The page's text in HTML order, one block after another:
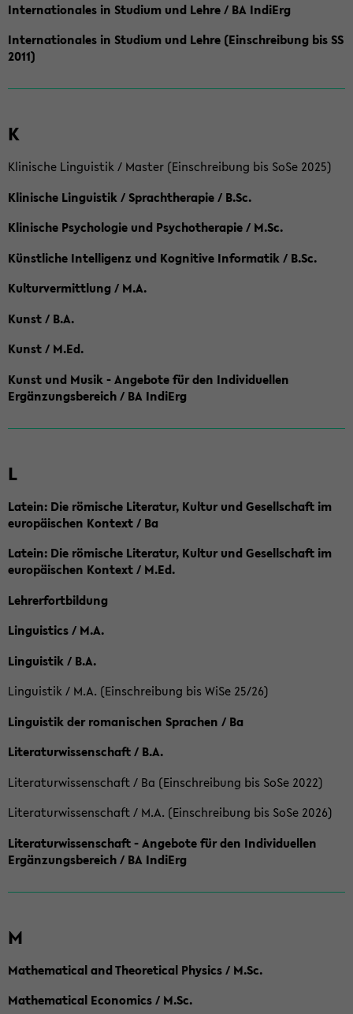
Internationales in Studium und Lehre / BA IndiErg
Internationales in Studium und Lehre (Einschreibung bis SS
2011)
K
Klinische Linguistik / Master (Einschreibung bis SoSe 2025)
Klinische Linguistik / Sprachtherapie / B.Sc.
Klinische Psychologie und Psychotherapie / M.Sc.
Künstliche Intelligenz und Kognitive Informatik / B.Sc.
Kulturvermittlung / M.A.
Kunst / B.A.
Kunst / M.Ed.
Kunst und Musik - Angebote für den Individuellen
Ergänzungsbereich / BA IndiErg
L
Latein: Die römische Literatur, Kultur und Gesellschaft im
europäischen Kontext / Ba
Latein: Die römische Literatur, Kultur und Gesellschaft im
europäischen Kontext / M.Ed.
Lehrerfortbildung
Linguistics / M.A.
Linguistik / B.A.
Linguistik / M.A. (Einschreibung bis WiSe 25/26)
Linguistik der romanischen Sprachen / Ba
Literaturwissenschaft / B.A.
Literaturwissenschaft / Ba (Einschreibung bis SoSe 2022)
Literaturwissenschaft / M.A. (Einschreibung bis SoSe 2026)
Literaturwissenschaft - Angebote für den Individuellen
Ergänzungsbereich / BA IndiErg
M
Mathematical and Theoretical Physics / M.Sc.
Mathematical Economics / M.Sc.